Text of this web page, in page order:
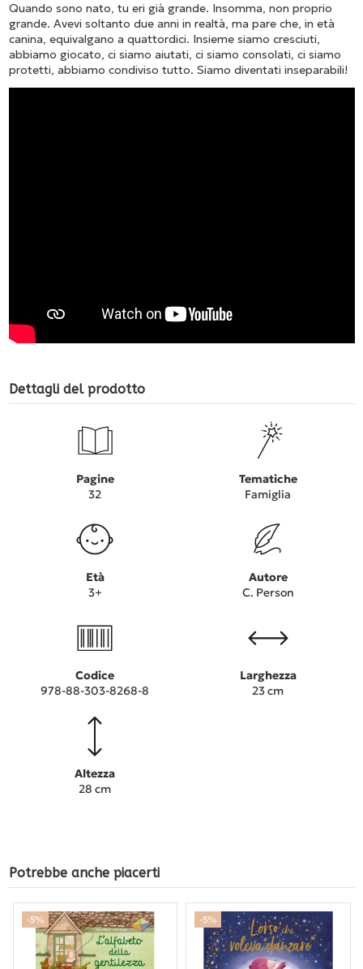
Quando sono nato, tu eri già grande. Insomma, non proprio
grande. Avevi soltanto due anni in realtà, ma pare che, in età
canina, equivalgano a quattordici. Insieme siamo cresciuti,
abbiamo giocato, ci siamo aiutati, ci siamo consolati, ci siamo
protetti, abbiamo condiviso tutto. Siamo diventati inseparabili!
Dettagli del prodotto
Pagine
32
Tematiche
Famiglia
Età
3+
Autore
C. Person
Codice
978-88-303-8268-8
Larghezza
23 cm
Altezza
28 cm
Potrebbe anche piacerti
-5% -5%